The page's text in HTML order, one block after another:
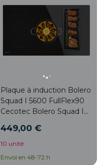
Heating.
Plaque à induction Bolero
Squad I 5600 FullFlex90
Cecotec Bolero Squad I
zone flexible et zone extra
large, puissance totale
10 200 W, contrôle tactile
449,00 €
10 unité
Envoi en 48-72 h